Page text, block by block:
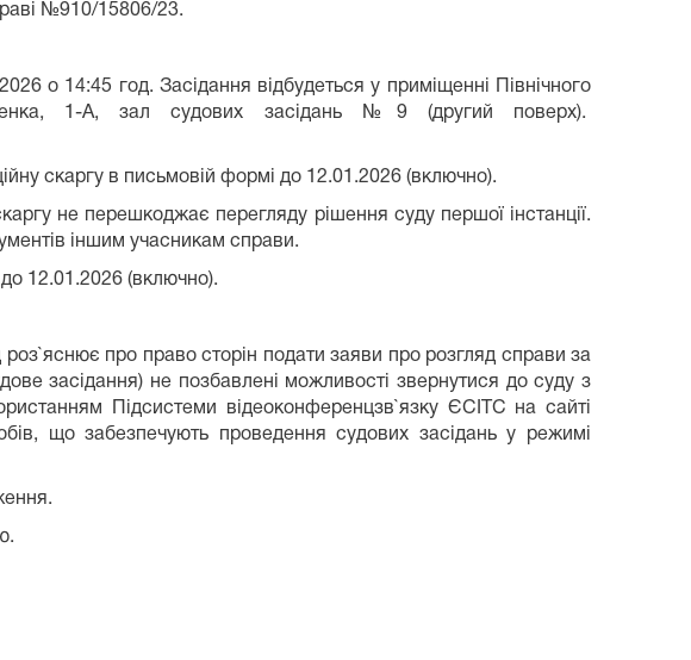
№910/15806/23.
о 14:45 год. Засідання відбудеться у приміщенні Північного
1-А, зал судових засідань №9 (другий поверх).
скаргу в письмовій формі до 12.01.2026 (включно).
не перешкоджає перегляду рішення суду першої інстанції.
іншим учасникам справи.
12.01.2026 (включно).
про право сторін подати заяви про розгляд справи за
засідання) не позбавлені можливості звернутися до суду з
Підсистеми відеоконференцзв`язку ЄСІТС на сайті
що забезпечують проведення судових засідань у режимі